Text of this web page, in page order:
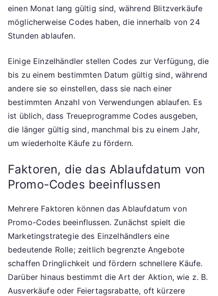
einen Monat lang gültig sind, während Blitzverkäufe
möglicherweise Codes haben, die innerhalb von 24
Stunden ablaufen.
Einige Einzelhändler stellen Codes zur Verfügung, die
bis zu einem bestimmten Datum gültig sind, während
andere sie so einstellen, dass sie nach einer
bestimmten Anzahl von Verwendungen ablaufen. Es
ist üblich, dass Treueprogramme Codes ausgeben,
die länger gültig sind, manchmal bis zu einem Jahr,
um wiederholte Käufe zu fördern.
Faktoren, die das Ablaufdatum von
Promo-Codes beeinflussen
Mehrere Faktoren können das Ablaufdatum von
Promo-Codes beeinflussen. Zunächst spielt die
Marketingstrategie des Einzelhändlers eine
bedeutende Rolle; zeitlich begrenzte Angebote
schaffen Dringlichkeit und fördern schnellere Käufe.
Darüber hinaus bestimmt die Art der Aktion, wie z. B.
Ausverkäufe oder Feiertagsrabatte, oft kürzere